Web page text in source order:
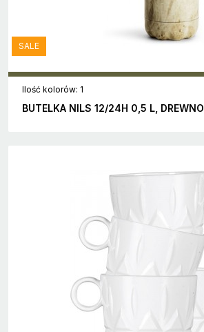
SALE
Ilość kolorów: 1
BUTELKA NILS 12/24H 0,5 L, DREWNO